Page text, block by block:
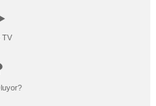
TV